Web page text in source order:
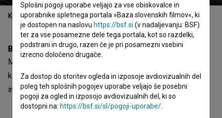
Kazalo
Biografija
Marica Kicušić je animatorka. Najodmevnejša projekta, pri
katerih je sodelovala, staTwisted Tales: Cinda Real (2022)
in
Mišja hiša (2022).
Splošni pogoji uporabe veljajo za vse obiskovalce in
uporabnike spletnega portala »Baza slovenskih filmov«, ki
je dostopen na naslovu https://bsf.si (v nadaljevanju: BSF)
ter za vse posamezne dele tega portala, kot so razdelki,
podstrani in drugo, razen če je pri posamezni vsebini
izrecno določeno drugače.
Za dostop do storitev ogleda in izposoje avdiovizualnih del
poleg teh splošnih pogojev uporabe veljajo še posebni
pogoji za ogled in izposojo avdiovizualnih del, ki so
dostopni na: https://bsf.si/sl/pogoji-uporabe/